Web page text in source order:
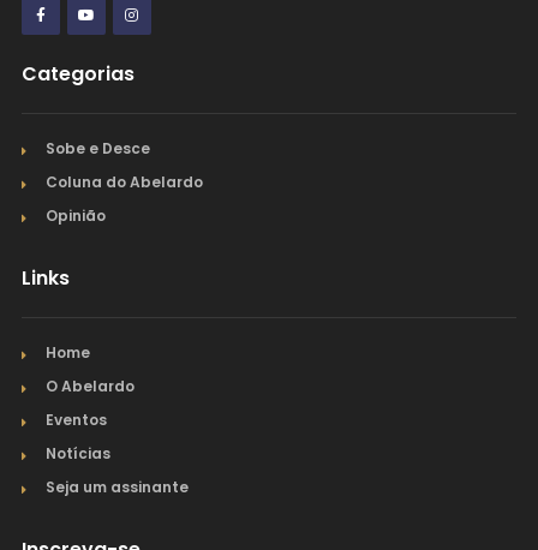
Categorias
Sobe e Desce
Coluna do Abelardo
Opinião
Links
Home
O Abelardo
Eventos
Notícias
Seja um assinante